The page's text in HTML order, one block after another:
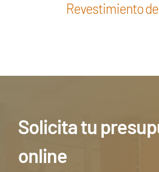
Revestimiento
Solicita tu
online